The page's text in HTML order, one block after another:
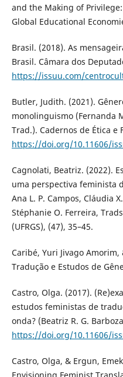
and the Making of
Global Educational
Brasil. (2018). As
Brasil. Câmara dos
https://issuu.com/
Butler, Judith. (2021).
monolinguismo (Fernanda
Trad.). Cadernos de Ética e
https://doi.org/10.11606/
Cagnolati, Beatriz. (2022).
uma perspectiva feminista
Ana L. P. Campos, Cláudia
Stéphanie O. Ferreira,
(UFRGS), (47), 35–45.
Caribé, Yuri Jivago
Tradução e Estudos de
Castro, Olga. (2017).
estudos feministas de
onda? (Beatriz R. G.
https://doi.org/10.11606/
Castro, Olga, & Ergun,